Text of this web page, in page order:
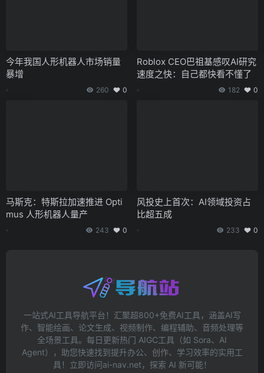
今年我国人形机器人市场销量
暴增
260 0
Roblox CEO巴祖基感叹AI研究
速度之快：自己都快看不懂了
182 0
马斯克：特斯拉加速推进 Opti
mus 人形机器人量产
243 0
风投史上首次：AI领域投资占
比超五成
233 0
一站式AI工具导航平台！汇聚超800+免费AI工具，涵盖AI写
作、智能绘画、论文生成、视频制作、编程辅助、音频处理等
全场景工具。每日更新热门 AIGC工具（如 Sora、AI
Agent），助您快速找到提升办公、创作、学习效率的实用工
具！立即访问ai-nav.net，探索 AI 新可能！